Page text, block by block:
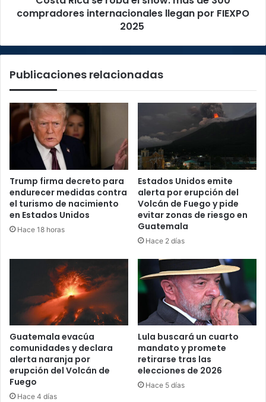
internacionales
FIEXPO
compradores internacionales llegan por FIEXPO
2025
Publicaciones relacionadas
Trump firma decreto para
endurecer medidas contra
el turismo de nacimiento
en Estados Unidos
Hace 18 horas
Estados Unidos emite
alerta por erupción del
Volcán de Fuego y pide
evitar zonas de riesgo en
Guatemala
Hace 2 días
Guatemala evacúa
comunidades y declara
alerta naranja por
erupción del Volcán de
Fuego
Hace 4 días
Lula buscará un cuarto
mandato y promete
retirarse tras las
elecciones de 2026
Hace 5 días